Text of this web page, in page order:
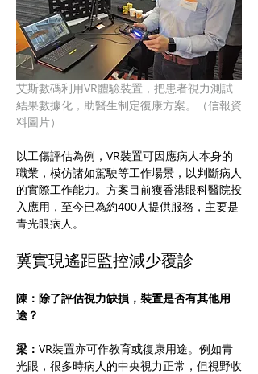
艾斯數碼利用VR體驗裝置，把患者視力測試
結果數據化，助醫生制定復康方案。（信報資
料圖片）
以工傷評估為例，VR裝置可因應病人本身的
職業，模仿諸如駕駛等工作場景，以判斷病人
的實際工作能力。方案目前獲香港眼科醫院投
入應用，至今已為約400人提供服務，主要是
青光眼病人。
冀實現遙距監控減少覆診
陳：除了評估視力缺損，裝置是否有其他用
途？
梁： VR裝置亦可作教育或復康用途。例如青
光眼，很多時病人的中央視力正常，但視野收